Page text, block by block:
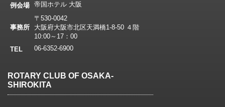
例会場 帝国ホテル 大阪
事務所
〒530-0042
大阪府大阪市北区天満橋1-8-50 ４階
10:00～17：00
TEL
06-6352-6900
ROTARY CLUB OF OSAKA-
SHIROKITA